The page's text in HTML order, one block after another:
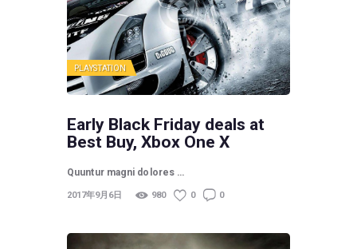
PLAYSTATION
Early Black Friday deals at
Best Buy, Xbox One X
Quuntur magni dolores …
2017年9月6日 980 0 0